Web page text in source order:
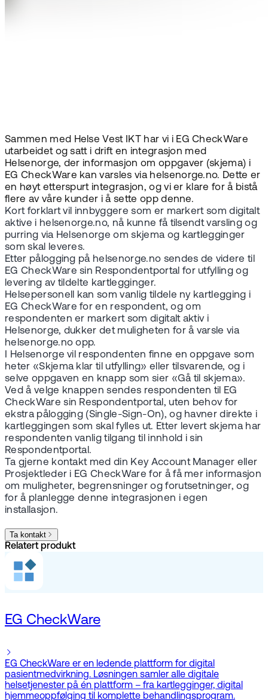
Sammen med Helse Vest IKT har vi i EG CheckWare
utarbeidet og satt i drift en integrasjon med
Helsenorge, der informasjon om oppgaver (skjema) i
EG CheckWare kan varsles via helsenorge.no. Dette er
en høyt etterspurt integrasjon, og vi er klare for å bistå
flere av våre kunder i å sette opp denne.
Kort forklart vil innbyggere som er markert som digitalt
aktive i helsenorge.no, nå kunne få tilsendt varsling og
purring via Helsenorge om skjema og kartlegginger
som skal leveres.
Etter pålogging på helsenorge.no sendes de videre til
EG CheckWare sin Respondentportal for utfylling og
levering av tildelte kartlegginger.
Helsepersonell kan som vanlig tildele ny kartlegging i
EG CheckWare for en respondent, og om
respondenten er markert som digitalt aktiv i
Helsenorge, dukker det muligheten for å varsle via
helsenorge.no opp.
I Helsenorge vil respondenten finne en oppgave som
heter «Skjema klar til utfylling» eller tilsvarende, og i
selve oppgaven en knapp som sier «Gå til skjema».
Ved å velge knappen sendes respondenten til EG
CheckWare sin Respondentportal, uten behov for
ekstra pålogging (Single-Sign-On), og havner direkte i
kartleggingen som skal fylles ut. Etter levert skjema har
respondenten vanlig tilgang til innhold i sin
Respondentportal.
Ta gjerne kontakt med din Key Account Manager eller
Prosjektleder i EG CheckWare for å få mer informasjon
om muligheter, begrensninger og forutsetninger, og
for å planlegge denne integrasjonen i egen
installasjon.
Ta kontakt
Relatert produkt
EG CheckWare
EG CheckWare er en ledende plattform for digital
pasientmedvirkning. Løsningen samler alle digitale
helsetjenester på én plattform – fra kartlegginger, digital
hjemmeoppfølging til komplette behandlingsprogram.